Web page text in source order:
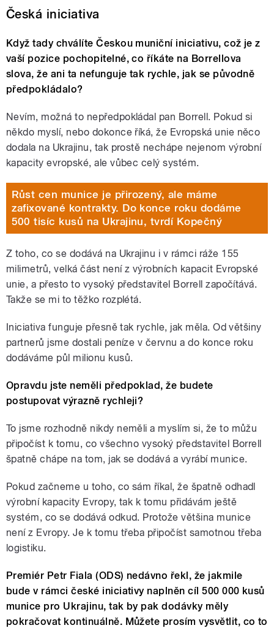
Česká iniciativa
Když tady chválíte Českou muniční iniciativu, což je z
vaší pozice pochopitelné, co říkáte na Borrellova
slova, že ani ta nefunguje tak rychle, jak se původně
předpokládalo?
Nevím, možná to nepředpokládal pan Borrell. Pokud si
někdo myslí, nebo dokonce říká, že Evropská unie něco
dodala na Ukrajinu, tak prostě nechápe nejenom výrobní
kapacity evropské, ale vůbec celý systém.
Růst cen munice je přirozený, ale máme
zafixované kontrakty. Do konce roku dodáme
500 tisíc kusů na Ukrajinu, tvrdí Kopečný
Z toho, co se dodává na Ukrajinu i v rámci ráže 155
milimetrů, velká část není z výrobních kapacit Evropské
unie, a přesto to vysoký představitel Borrell započítává.
Takže se mi to těžko rozplétá.
Iniciativa funguje přesně tak rychle, jak měla. Od většiny
partnerů jsme dostali peníze v červnu a do konce roku
dodáváme půl milionu kusů.
Opravdu jste neměli předpoklad, že budete
postupovat výrazně rychleji?
To jsme rozhodně nikdy neměli a myslím si, že to můžu
připočíst k tomu, co všechno vysoký představitel Borrell
špatně chápe na tom, jak se dodává a vyrábí munice.
Pokud začneme u toho, co sám říkal, že špatně odhadl
výrobní kapacity Evropy, tak k tomu přidávám ještě
systém, co se dodává odkud. Protože většina munice
není z Evropy. Je k tomu třeba připočíst samotnou třeba
logistiku.
Premiér Petr Fiala (ODS) nedávno řekl, že jakmile
bude v rámci české iniciativy naplněn cíl 500 000 kusů
munice pro Ukrajinu, tak by pak dodávky měly
pokračovat kontinuálně. Můžete prosím vysvětlit, co to